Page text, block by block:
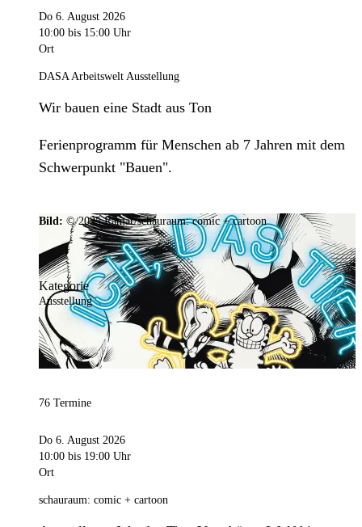
Do 6. August 2026
10:00 bis 15:00 Uhr
Ort
DASA Arbeitswelt Ausstellung
Wir bauen eine Stadt aus Ton
Ferienprogramm für Menschen ab 7 Jahren mit dem
Schwerpunkt "Bauen".
Bild: © 2025 Ramar/schauraum: comic + cartoon
Kategorie
Ausstellung
76 Termine
Do 6. August 2026
10:00 bis 19:00 Uhr
Ort
schauraum: comic + cartoon